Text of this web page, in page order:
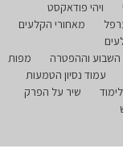
ויהי פודאקסט
מאחורי הקלעים
השבוע וההפטרה
מפות
עמוד נסיון הטמעות
שיר על הפרק